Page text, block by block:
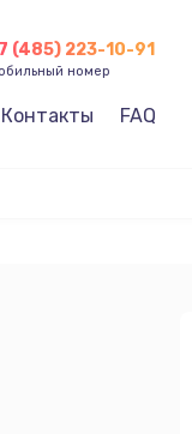
(485) 223-10-91
номер
Контакты FAQ